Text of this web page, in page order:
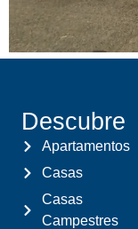
Descubre
Apartamentos
Casas
Casas
Campestres